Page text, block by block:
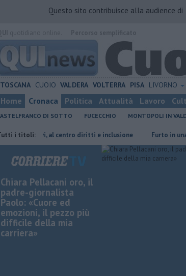
Questo sito contribuisce alla audience di
TOSCANA CUOIO VALDERA VOLTERRA PISA LIVORNO
Home Cronaca Politica Attualità Lavoro
DI SOTTO FUCECCHIO MONTOPOLI IN
i titoli:al centro diritti e inclusione Furto in una
Chiara Pellacani oro, il
padre-giornalista
Paolo: «Cuore ed
emozioni, il pezzo più
difficile della mia
carriera»